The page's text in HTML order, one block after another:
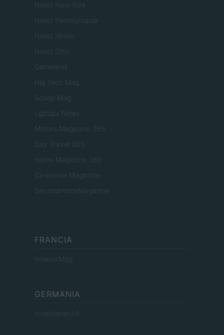
Newz New York
Newz Pennsylvania
Newz Illinois
Newz Ohio
Gameland
Hig Tech Mag
Scoop Mag
Lgbtqia News
Motors Magazine 365
Day Travel 365
Home Magazine 365
Cineverse Magazine
SecondHomeMagazine
FRANCIA
InvestirMag
GERMANIA
Investieren24